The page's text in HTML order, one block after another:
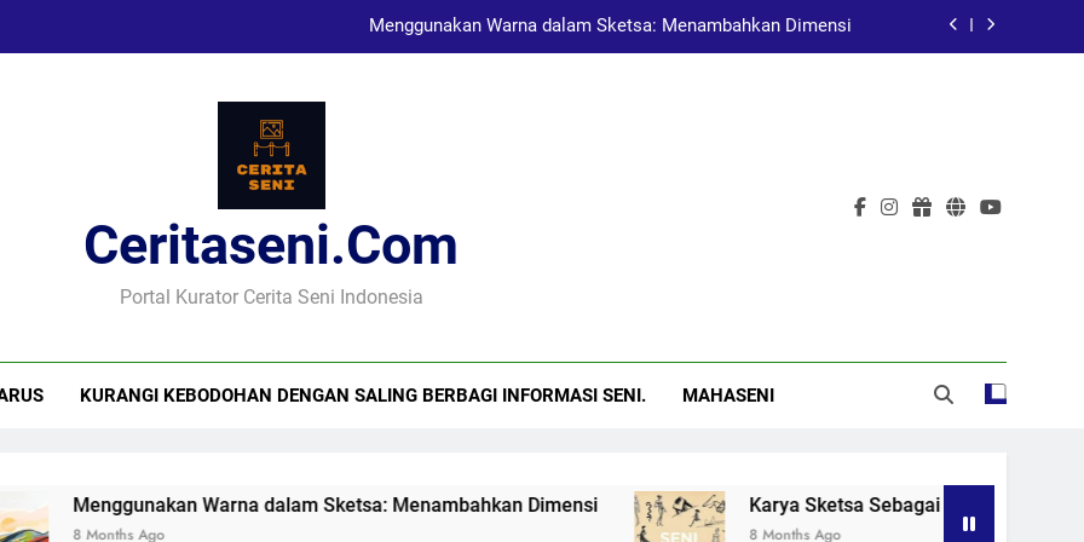
Menggunakan Warna dalam Sketsa: Menambahkan Dimensi
Seni Visual dan Implikasi Sosial: Menggugah Kesadaran Melalui Karya
Menggunakan Warna dalam Sketsa: Menambahkan Dimensi
Karya Sketsa Sebagai Alat Pembelajaran dalam Pendidikan Seni
Ceritaseni.com
Portal Kurator Cerita Seni Indonesia
KURANGI KEBODOHAN DENGAN SALING BERBAGI INFORMASI SENI. MAHASENI
Menggunakan Warna dalam Sketsa: Menambahkan Dimensi
8 Months Ago
Karya Sketsa Sebagai Alat Pembelajaran
8 Months Ago